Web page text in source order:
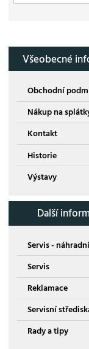
Všeobecné
Obchodní
Nákup na
Kontakt
Historie
Výstavy
Další
Servis -
Servis
Reklamace
Servisní
Rady a tipy